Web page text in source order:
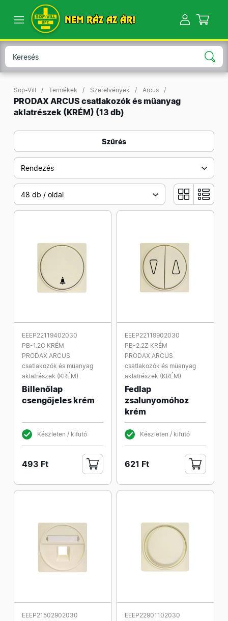
NEM RÁZ AZ ÁR!
Sop-Vill Termékek Szerelvények Arcus
PRODAX ARCUS csatlakozók és müanyag
aklatrészek (KRÉM) (13 db)
Szűrés
Rendezés
48 db / oldal
EEEP22119402030
PB-1.2C KRÉM
PRODAX ARCUS
csatlakozók és müanyag
aklatrészek (KRÉM)
Billenőlap
csengőjeles krém
Készleten / kifutó
493 Ft
EEEP22119902030
PB-2.2Z KRÉM
PRODAX ARCUS
csatlakozók és müanyag
aklatrészek (KRÉM)
Fedlap
zsalunyomóhoz
krém
Készleten / kifutó
621 Ft
EEEP21502902030
EEEP22901102030